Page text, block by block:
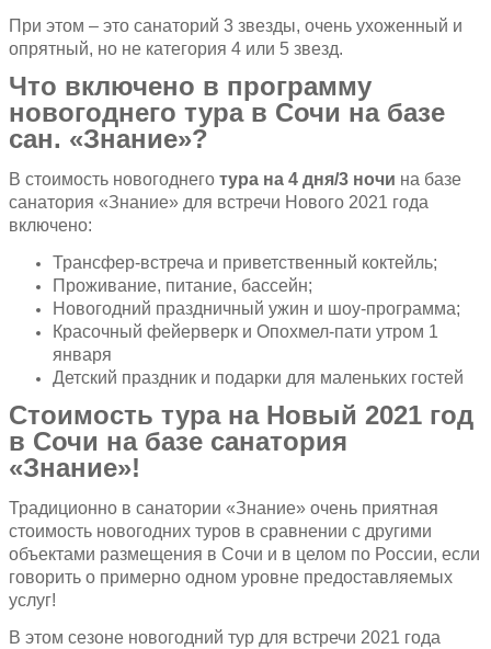
При этом – это санаторий 3 звезды, очень ухоженный и
опрятный, но не категория 4 или 5 звезд.
Что включено в программу
новогоднего тура в Сочи на базе
сан. «Знание»?
В стоимость новогоднего тура на 4 дня/3 ночи на базе
санатория «Знание» для встречи Нового 2021 года
включено:
Трансфер-встреча и приветственный коктейль;
Проживание, питание, бассейн;
Новогодний праздничный ужин и шоу-программа;
Красочный фейерверк и Опохмел-пати утром 1
января
Детский праздник и подарки для маленьких гостей
Стоимость тура на Новый 2021 год
в Сочи на базе санатория
«Знание»!
Традиционно в санатории «Знание» очень приятная
стоимость новогодних туров в сравнении с другими
объектами размещения в Сочи и в целом по России, если
говорить о примерно одном уровне предоставляемых
услуг!
В этом сезоне новогодний тур для встречи 2021 года